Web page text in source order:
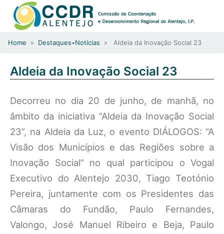
Home » Destaques•Notícias » Aldeia da Inovação Social 23
Aldeia da Inovação Social 23
Decorreu no dia 20 de junho, de manhã, no
âmbito da iniciativa “Aldeia da Inovação Social
23”, na Aldeia da Luz, o evento DIÁLOGOS: “A
Visão dos Municípios e das Regiões sobre a
Inovação Social” no qual participou o Vogal
Executivo do Alentejo 2030, Tiago Teotónio
Pereira, juntamente com os Presidentes das
Câmaras do Fundão, Paulo Fernandes,
Valongo, José Manuel Ribeiro e Beja, Paulo